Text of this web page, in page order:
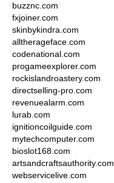
buzznc.com
fxjoiner.com
skinbykindra.com
alltherageface.com
codenational.com
progameexplorer.com
rockislandroastery.com
directselling-pro.com
revenuealarm.com
lurab.com
ignitioncoilguide.com
mytechcomputer.com
bioslot168.com
artsandcraftsauthority.com
webservicelive.com